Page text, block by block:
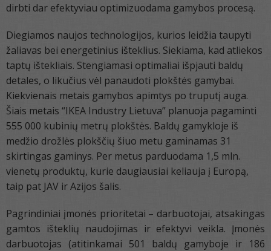
dirbti dar efektyviau optimizuodama gamybos procesą.
Diegiamos naujos technologijos, kurios leidžia taupyti
žaliavas bei energetinius išteklius. Siekiama, kad atliekos
taptų ištekliais. Stengiamasi optimaliai išpjauti baldų
detales, o likučius vėl panaudoti plokštės gamybai.
Kiekvienais metais gamybos apimtys po truputį auga.
Šiais metais “IKEA Industry Lietuva” planuoja pagaminti
555 000 kubinių metrų plokštės. Baldų gamykloje iš
medžio drožlės plokščių šiuo metu gaminamas 31
skirtingas gaminys. Per metus parduodama 1,5 mln.
vienetų produktų, kurie daugiausiai keliauja į Europą,
taip pat JAV ir Azijos šalis.
Pagrindiniai įmonės prioritetai – darbuotojai, atsakingas
gamtos išteklių naudojimas ir efektyvi veikla. Įmonės
darbuotojas (atitinkamai 501 baldų gamyboje ir 186